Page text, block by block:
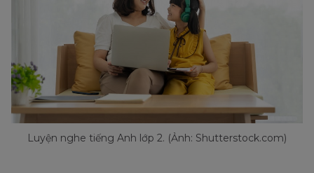
Luyện nghe tiếng Anh lớp 2. (Ảnh: Shutterstock.com)